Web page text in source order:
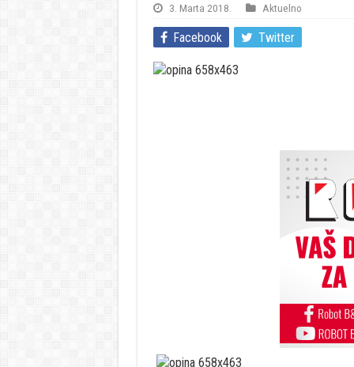
3. Marta 2018. Aktuelno
Facebook Twitter